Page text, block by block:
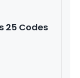
25 Codes